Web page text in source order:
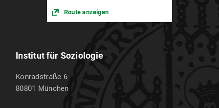
Route anzeigen
Institut für Soziologie
Konradstraße 6
80801 München